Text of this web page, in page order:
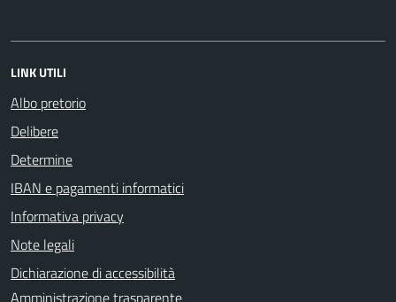
LINK UTILI
Albo pretorio
Delibere
Determine
IBAN e pagamenti informatici
Informativa privacy
Note legali
Dichiarazione di accessibilità
Amministrazione trasparente